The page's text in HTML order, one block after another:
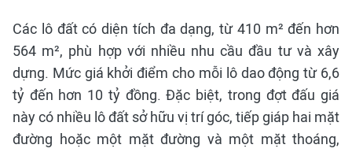
Các lô đất có diện tích đa dạng, từ 410 m² đến hơn
564 m², phù hợp với nhiều nhu cầu đầu tư và xây
dựng. Mức giá khởi điểm cho mỗi lô dao động từ 6,6
tỷ đến hơn 10 tỷ đồng. Đặc biệt, trong đợt đấu giá
này có nhiều lô đất sở hữu vị trí góc, tiếp giáp hai mặt
đường hoặc một mặt đường và một mặt thoáng,